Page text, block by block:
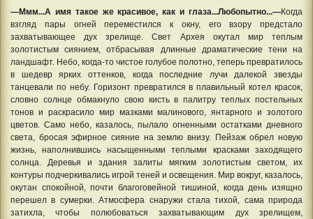
—Ммм...А имя такое же красивое, как и глаза...Любопытно...—Когда
взгляд пары огней переместился к окну, его взору предстало
захватывающее дух зрелище. Свет Архея окутал мир теплым
золотистым сиянием, отбрасывая длинные драматические тени на
ландшафт. Небо, когда-то чистое голубое полотно, теперь превратилось
в шедевр ярких оттенков, когда последние лучи далекой звезды
танцевали по небу. Горизонт превратился в плавильный котел красок,
словно солнце обмакнуло свою кисть в палитру теплых постельных
тонов и раскрасило мир мазками малинового, янтарного и золотого
цветов. Само небо, казалось, пылало огненными остатками дневного
света, бросая эфирное сияние на землю внизу. Пейзаж обрел новую
жизнь, наполнившись насыщенными теплыми красками заходящего
солнца. Деревья и здания залиты мягким золотистым светом, их
контуры подчеркивались игрой теней и освещения. Мир вокруг, казалось,
окутан спокойной, почти благоговейной тишиной, когда день изящно
перешел в сумерки. Атмосфера снаружи стала тихой, сама природа
затихла, чтобы полюбоваться захватывающим дух зрелищем,